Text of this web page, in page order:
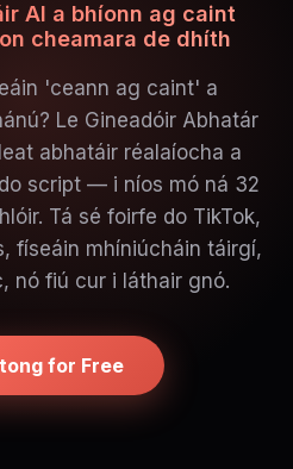
AI a bhíonn ag caint
cheamara de dhíth
'ceann ag caint' a
Le Gineadóir Abhatár
abhatáir réalaíocha a
script — i níos mó ná 32
Tá sé foirfe do TikTok,
físeáin mhíniúcháin táirgí,
nó fiú cur i láthair gnó.
for Free